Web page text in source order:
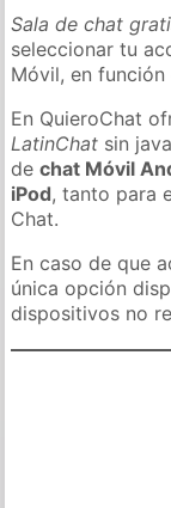
Sala de chat
seleccionar tu
Móvil, en
En QuieroChat
LatinChat sin
dechat Móvil
iPod, tanto para
Chat.
En caso de que
única opción
dispositivos no